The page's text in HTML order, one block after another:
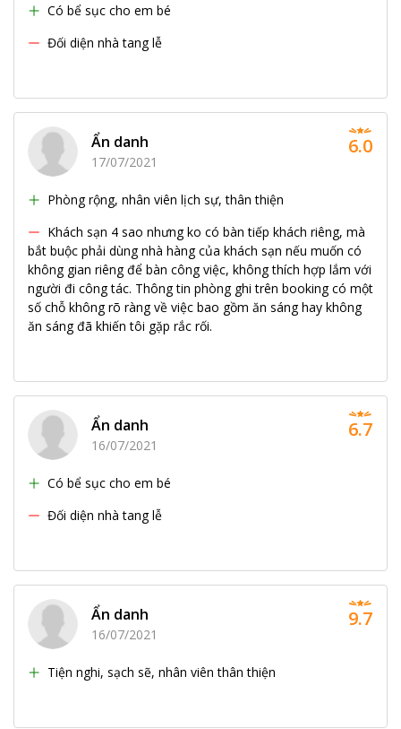
Có bể sục cho em bé
Đối diện nhà tang lễ
Ẩn danh
17/07/2021
Phòng rộng, nhân viên lịch sự, thân thiện
Khách sạn 4 sao nhưng ko có bàn tiếp khách riêng, mà
bắt buộc phải dùng nhà hàng của khách sạn nếu muốn có
không gian riêng để bàn công việc, không thích hợp lắm với
người đi công tác. Thông tin phòng ghi trên booking có một
số chỗ không rõ ràng về việc bao gồm ăn sáng hay không
ăn sáng đã khiến tôi gặp rắc rối.
6.0
Ẩn danh
16/07/2021
Có bể sục cho em bé
Đối diện nhà tang lễ
6.7
Ẩn danh
16/07/2021
Tiện nghi, sạch sẽ, nhân viên thân thiện
9.7